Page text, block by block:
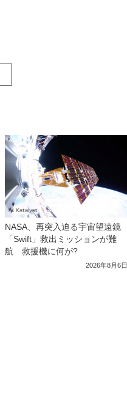
NASA、再突入迫る宇宙望遠鏡
「Swift」救出ミッションが難
航 救援機に何が?
2026年8月6日